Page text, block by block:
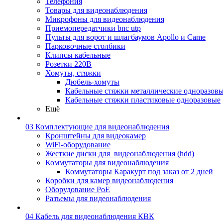
Товары для видеонаблюдения
Микрофоны для видеонаблюдения
Приемопередатчики bnc utp
Пульты для ворот и шлагбаумов Apollo и Came
Парковочные столбики
Клипсы кабельные
Розетки 220В
Хомуты, стяжки
Дюбель-хомуты
Кабельные стяжки металлические
Кабельные стяжки пластиковые одноразовые
Ещё
03 Комплектующие для видеонаблюдения
Кронштейны для видеокамер
WiFi-оборудование
Жесткие диски для_видеонаблюдения (hdd)
Коммутаторы для видеонаблюдения
Коммутаторы Каракурт под заказ от 2 дней
Коробки для камер видеонаблюдения
Оборудование PoE
Разъемы для видеонаблюдения
04 Кабель для видеонаблюдения КВК